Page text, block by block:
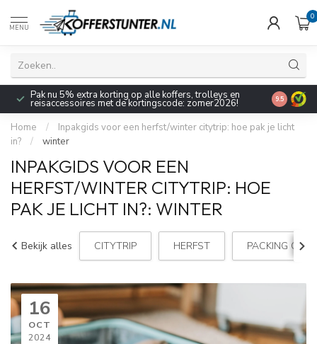
MENU
0
Pak nu 5% extra korting op alle koffers, trolleys en
reisaccessoires met de kortingscode: zomer2026! 9.5
Home /
Inpakgids voor een herfst/winter citytrip: hoe pak je licht
in?
/ winter
INPAKGIDS VOOR EEN
HERFST/WINTER CITYTRIP: HOE
PAK JE LICHT IN?: WINTER
Bekijk alles CITYTRIP HERFST PACKING CUBE
16
OCT
2024